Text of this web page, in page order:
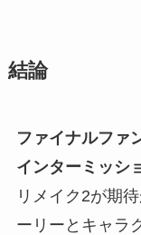
結論
ファイナルフ
インターミッシ
リメイク2が期
ーリーとキャラ